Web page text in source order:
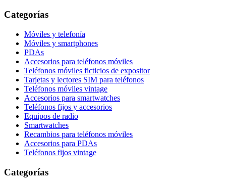
Categorías
Móviles y telefonía
Móviles y smartphones
PDAs
Accesorios para teléfonos móviles
Teléfonos móviles ficticios de expositor
Tarjetas y lectores SIM para teléfonos
Teléfonos móviles vintage
Accesorios para smartwatches
Teléfonos fijos y accesorios
Equipos de radio
Smartwatches
Recambios para teléfonos móviles
Accesorios para PDAs
Teléfonos fijos vintage
Categorías